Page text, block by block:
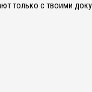
только с твоими